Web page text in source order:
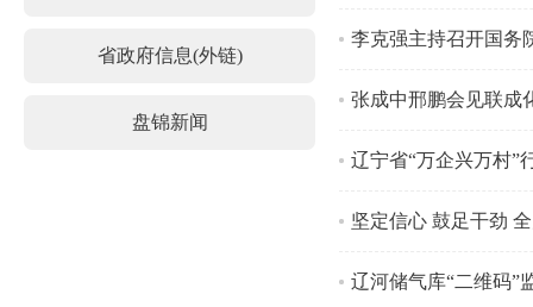
省政府信息(外链)
盘锦新闻
李克强主持召开国务
张成中邢鹏会见联成
辽宁省“万企兴万村”
坚定信心 鼓足干劲
辽河储气库“二维码”